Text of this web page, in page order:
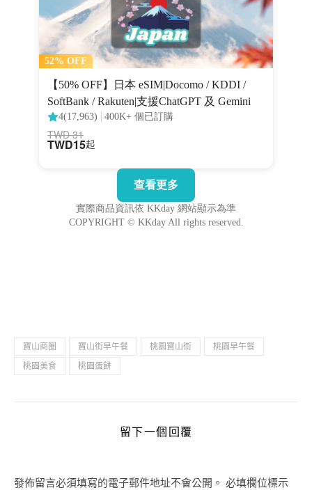
寶山商圈 寶山街早午餐 桃園寶山街
桃園早午餐
桃園美食
桃園蛋餅
留下一個回覆
發佈留言必須填寫的電子郵件地址不會公開。 必填欄位標示